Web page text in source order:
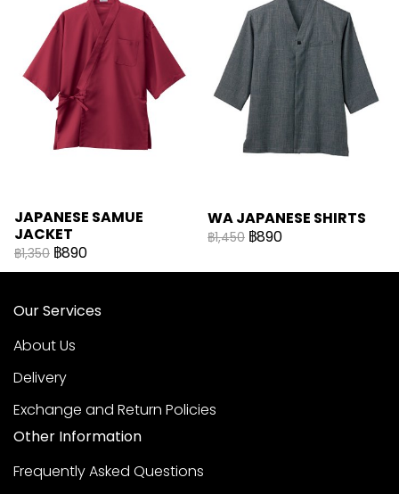
JAPANESE SAMUE
JACKET
฿1,350 ฿890
WA JAPANESE SHIRTS
฿1,450 ฿890
Our Services
About Us
Delivery
Exchange and Return Policies
Other Information
Frequently Asked Questions